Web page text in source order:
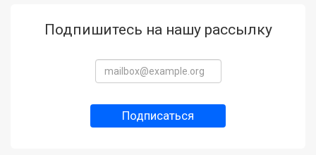
Подпишитесь на нашу рассылку
Подписаться